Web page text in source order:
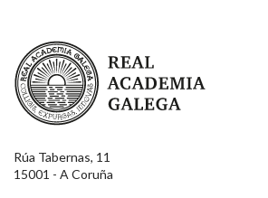
Real Academia Galega
Rúa Tabernas, 11
15001 - A Coruña